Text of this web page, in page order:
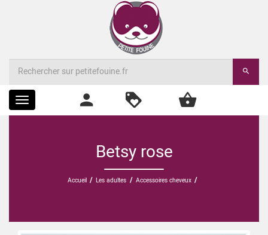
Toggle
navigation
Betsy rose
Accueil / Les adultes / Accessoires cheveux /